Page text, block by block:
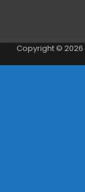
Copyright © 2026